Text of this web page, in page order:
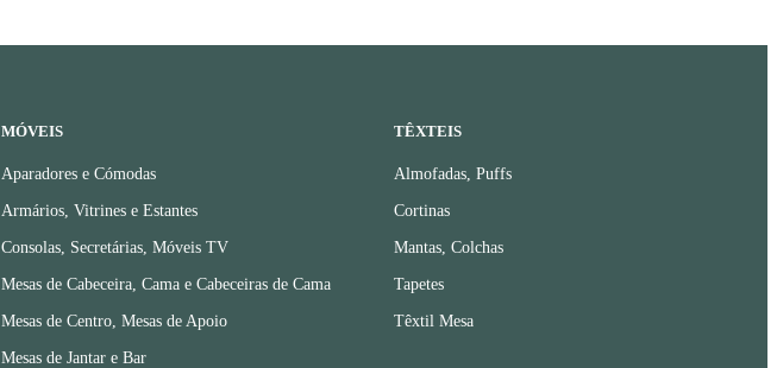
MÓVEIS
Aparadores e Cómodas
Armários, Vitrines e Estantes
Consolas, Secretárias, Móveis TV
Mesas de Cabeceira, Cama e Cabeceiras de Cama
Mesas de Centro, Mesas de Apoio
Mesas de Jantar e Bar
TÊXTEIS
Almofadas, Puffs
Cortinas
Mantas, Colchas
Tapetes
Têxtil Mesa